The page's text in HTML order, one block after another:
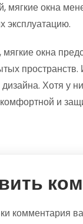
мягкие окна
эксплуатацию.
окна
Хотя у
и
комментария